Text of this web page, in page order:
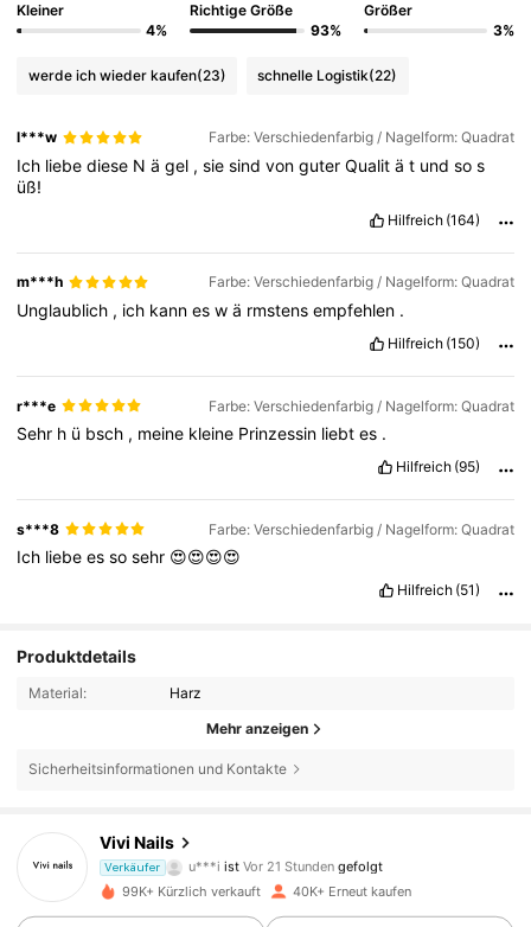
Kleiner
4%
Richtige Größe
93%
Größer
3%
werde ich wieder kaufen(23) schnelle Logistik(22)
l***w Farbe: Verschiedenfarbig / Nagelform: Quadrat
Ich liebediese Nägel ,siesindvonguterQualität undsos
üß!
Hilfreich (164)
m***h Farbe: Verschiedenfarbig / Nagelform: Quadrat
Unglaublich , ich kanneswä rmstensempfehlen .
Hilfreich (150)
r***e Farbe: Verschiedenfarbig / Nagelform: Quadrat
Sehr h ü bsch , meine kleine Prinzessin liebtes .
Hilfreich (95)
s***8 Farbe: Verschiedenfarbig / Nagelform: Quadrat
Ich liebeessosehr 😍😍😍😍
Hilfreich (51)
Produktdetails
Material: Harz
Mehr anzeigen
Sicherheitsinformationen und Kontakte
Vivi Nails
Verkäufer g***7ist am Durchsuchen
4,81
4.9K Follower
99K+ Kürzlich verkauft 40K+ Erneut kaufen